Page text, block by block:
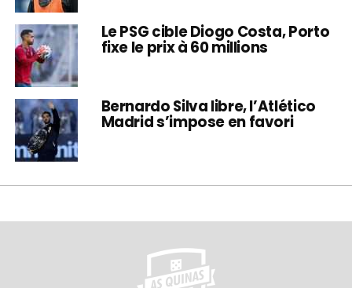
Le PSG cible Diogo Costa, Porto
fixe le prix à 60 millions
Bernardo Silva libre, l’Atlético
Madrid s’impose en favori